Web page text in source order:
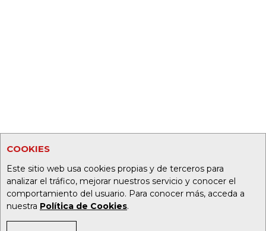
COOKIES
Este sitio web usa cookies propias y de terceros para
analizar el tráfico, mejorar nuestros servicio y conocer el
comportamiento del usuario. Para conocer más, acceda a
nuestra Política de Cookies.